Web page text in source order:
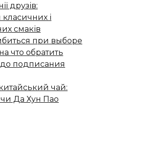
друзів:
і
смаків
при выборе
что обратить
подписания
чай:
Да Хун Пао